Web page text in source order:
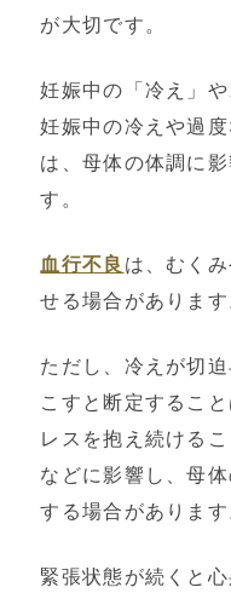
が大切です。
妊娠中の「冷え」
妊娠中の冷えや過
は、母体の体調に
す。
血行不良 は、むく
せる場合があります
ただし、冷えが切
こすと断定するこ
レスを抱え続ける
などに影響し、母
する場合があります
緊張状態が続くと